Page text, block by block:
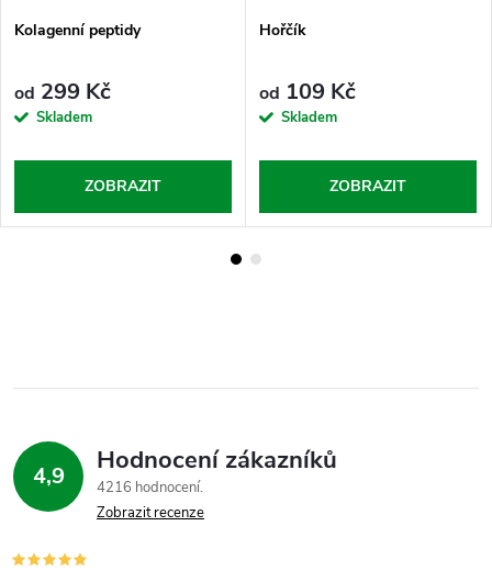
Kolagenní peptidy
od 299 Kč
Skladem
ZOBRAZIT
Hořčík
od 109 Kč
Skladem
ZOBRAZIT
4,9 Hodnocení zákazníků
4216 hodnocení
Zobrazit recenze